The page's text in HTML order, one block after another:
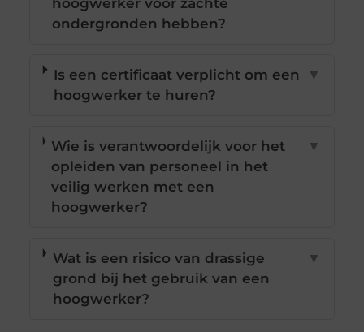
hoogwerker voor zachte
ondergronden hebben?
Is een certificaat verplicht om een
hoogwerker te huren?
▼
Wie is verantwoordelijk voor het
opleiden van personeel in het
veilig werken met een
hoogwerker?
▼
Wat is een risico van drassige
grond bij het gebruik van een
hoogwerker?
▼